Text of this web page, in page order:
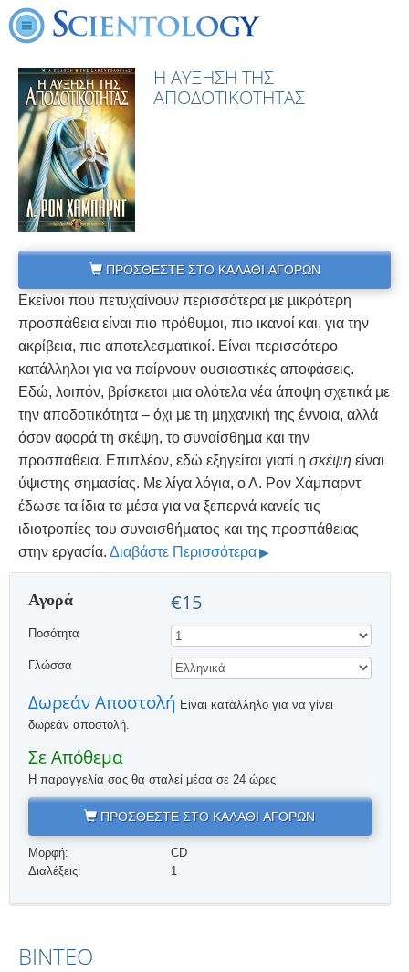
Η ΑΥΞΗΣΗ ΤΗΣ
ΑΠΟΔΟΤΙΚΟΤΗΤΑΣ
ΠΡΟΣΘΕΣΤΕ ΣΤΟ ΚΑΛΑΘΙ ΑΓΟΡΩΝ
Εκείνοι που πετυχαίνουν περισσότερα µε µικρότερη
προσπάθεια είναι πιο πρόθυµοι, πιο ικανοί και, για την
ακρίβεια, πιο αποτελεσµατικοί. Είναι περισσότερο
κατάλληλοι για να παίρνουν ουσιαστικές αποφάσεις.
Εδώ, λοιπόν, βρίσκεται µια ολότελα νέα άποψη σχετικά µε
την αποδοτικότητα – όχι µε τη µηχανική της έννοια, αλλά
όσον αφορά τη σκέψη, το συναίσθηµα και την
προσπάθεια. Επιπλέον, εδώ εξηγείται γιατί η σκέψη είναι
ύψιστης σηµασίας. Με λίγα λόγια, ο Λ. Ρον Χάμπαρντ
έδωσε τα ίδια τα µέσα για να ξεπερνά κανείς τις
ιδιοτροπίες του συναισθήµατος και της προσπάθειας
στην εργασία. Διαβάστε Περισσότερα
Αγορά €15
Ποσότητα
Γλώσσα
Δωρεάν Αποστολή Είναι κατάλληλο για να γίνει
δωρεάν αποστολή.
Σε Απόθεμα
Η παραγγελία σας θα σταλεί μέσα σε 24 ώρες
ΠΡΟΣΘΕΣΤΕ ΣΤΟ ΚΑΛΑΘΙ ΑΓΟΡΩΝ
Μορφή:
CD
Διαλέξεις:
1
ΒΊΝΤΕΟ